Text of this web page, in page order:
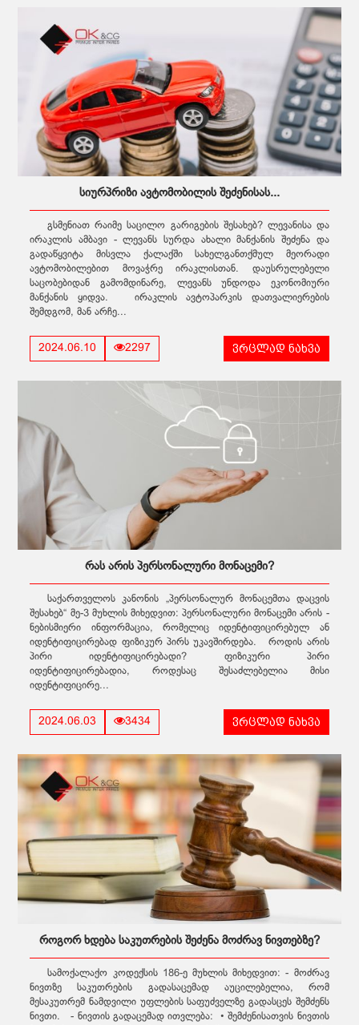
სიურპრიზი ავტომობილის შეძენისას...
გსმენიათ რაიმე საცილო გარიგების შესახებ? ლევანისა და
ირაკლის ამბავი - ლევანს სურდა ახალი მანქანის შეძენა და
გადაწყვიტა მისვლა ქალაქში სახელგანთქმულ მეორადი
ავტომობილებით მოვაჭრე ირაკლისთან. დაუსრულებელი
საცობებიდან გამომდინარე, ლევანს უნდოდა ეკონომიური
მანქანის ყიდვა. ირაკლის ავტოპარკის დათვალიერების
შემდგომ, მან არჩე...
2024.06.10 2297 ვრცლად ნახვა
რას არის პერსონალური მონაცემი?
საქართველოს კანონის „პერსონალურ მონაცემთა დაცვის
შესახებ“ მე-3 მუხლის მიხედვით: პერსონალური მონაცემი არის -
ნებისმიერი ინფორმაცია, რომელიც იდენტიფიცირებულ ან
იდენტიფიცირებად ფიზიკურ პირს უკავშირდება. როდის არის
პირი იდენტიფიცირებადი? ფიზიკური პირი
იდენტიფიცირებადია, როდესაც შესაძლებელია მისი
იდენტიფიცირე...
2024.06.03 3434 ვრცლად ნახვა
როგორ ხდება საკუთრების შეძენა მოძრავ ნივთებზე?
სამოქალაქო კოდექსის 186-ე მუხლის მიხედვით: - მოძრავ
ნივთზე საკუთრების გადასაცემად აუცილებელია, რომ
მესაკუთრემ ნამდვილი უფლების საფუძველზე გადასცეს შემძენს
ნივთი. - ნივთის გადაცემად ითვლება: • შემძენისათვის ნივთის